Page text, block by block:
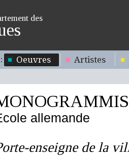
des
Oeuvres Artistes
allemande
enseigne de la